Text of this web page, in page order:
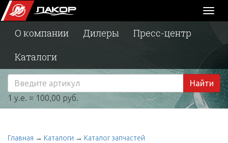
О компании Дилеры
Пресс-центр
Каталоги
Найти
1 у.е. = 100,00 руб.
Главная → Каталоги → Каталог запчастей